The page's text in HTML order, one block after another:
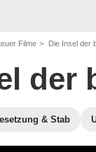
Filme Die Insel der
der
& Stab